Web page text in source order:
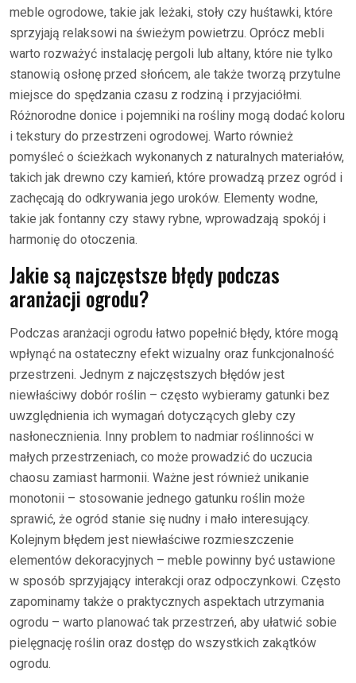
meble ogrodowe, takie jak leżaki, stoły czy huśtawki, które
sprzyjają relaksowi na świeżym powietrzu. Oprócz mebli
warto rozważyć instalację pergoli lub altany, które nie tylko
stanowią osłonę przed słońcem, ale także tworzą przytulne
miejsce do spędzania czasu z rodziną i przyjaciółmi.
Różnorodne donice i pojemniki na rośliny mogą dodać koloru
i tekstury do przestrzeni ogrodowej. Warto również
pomyśleć o ścieżkach wykonanych z naturalnych materiałów,
takich jak drewno czy kamień, które prowadzą przez ogród i
zachęcają do odkrywania jego uroków. Elementy wodne,
takie jak fontanny czy stawy rybne, wprowadzają spokój i
harmonię do otoczenia.
Jakie są najczęstsze błędy podczas
aranżacji ogrodu?
Podczas aranżacji ogrodu łatwo popełnić błędy, które mogą
wpłynąć na ostateczny efekt wizualny oraz funkcjonalność
przestrzeni. Jednym z najczęstszych błędów jest
niewłaściwy dobór roślin – często wybieramy gatunki bez
uwzględnienia ich wymagań dotyczących gleby czy
nasłonecznienia. Inny problem to nadmiar roślinności w
małych przestrzeniach, co może prowadzić do uczucia
chaosu zamiast harmonii. Ważne jest również unikanie
monotonii – stosowanie jednego gatunku roślin może
sprawić, że ogród stanie się nudny i mało interesujący.
Kolejnym błędem jest niewłaściwe rozmieszczenie
elementów dekoracyjnych – meble powinny być ustawione
w sposób sprzyjający interakcji oraz odpoczynkowi. Często
zapominamy także o praktycznych aspektach utrzymania
ogrodu – warto planować tak przestrzeń, aby ułatwić sobie
pielęgnację roślin oraz dostęp do wszystkich zakątków
ogrodu.